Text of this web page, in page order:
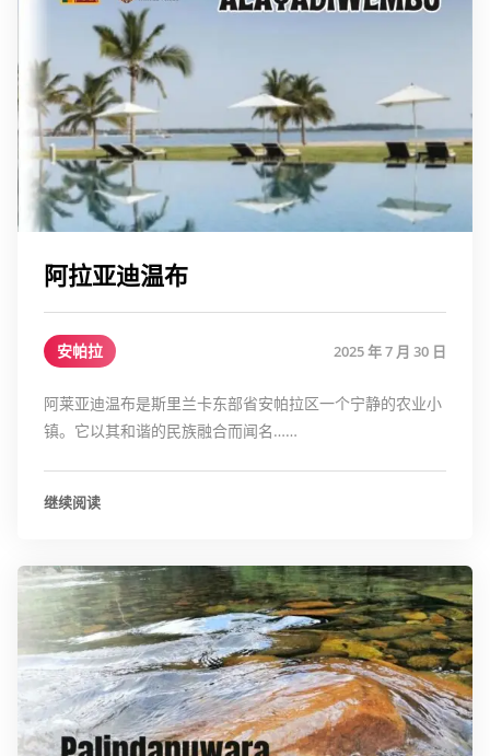
阿拉亚迪温布
安帕拉 2025 年 7 月 30 日
阿莱亚迪温布是斯里兰卡东部省安帕拉区一个宁静的农业小
镇。它以其和谐的民族融合而闻名……
继续阅读